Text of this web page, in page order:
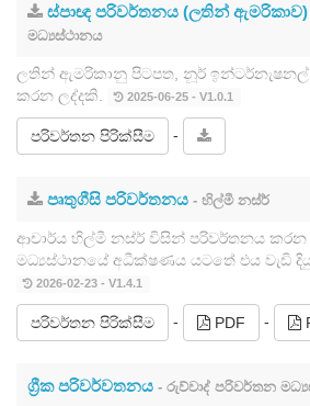
ස්පාඥ පරිවර්තනය (ලතින් ඇමරිකාව)
මධ්‍යස්ථානය
ලතින් ඇමරිකානු පිටපත, නූර්
කරන ලද්දකි.
2025-06-25 - V1.0.1
පරිවර්තන පිරික්සීම -
පෘතුගීසි පරිවර්තනය - හිල්මී නස්ර්
ආචාර්ය හිල්මී නස්ර් විසින් පරිවර්තනය කරන
මධ්‍යස්ථානයේ අධීක්ෂණය යටතේ එය වැඩි
2026-02-23 - V1.4.1
පරිවර්තන පිරික්සීම - PDF -
ග්‍රීක පරිවර්වතනය - රුව්වාද් පරිවර්තන